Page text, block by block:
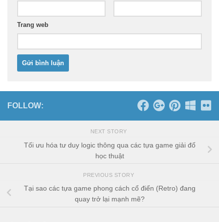
Trang web
FOLLOW:
NEXT STORY
Tối ưu hóa tư duy logic thông qua các tựa game giải đố
học thuật
PREVIOUS STORY
Tại sao các tựa game phong cách cổ điển (Retro) đang
quay trở lại mạnh mẽ?